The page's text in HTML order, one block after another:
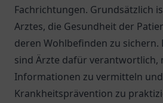
Fachrichtungen. Grundsätzlich
Arztes, die Gesundheit der
deren Wohlbefinden zu sichern.
sind Ärzte dafür verantwortlich,
Informationen zu vermitteln und
Krankheitsprävention zu